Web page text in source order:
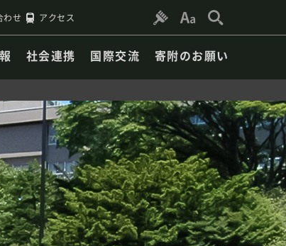
わせ アクセス
社会連携 国際交流 寄附のお願い